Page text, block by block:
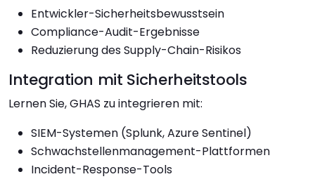
Entwickler-Sicherheitsbewusstsein
Compliance-Audit-Ergebnisse
Reduzierung des Supply-Chain-Risikos
Integration mit Sicherheitstools
Lernen Sie, GHAS zu integrieren mit:
SIEM-Systemen (Splunk, Azure Sentinel)
Schwachstellenmanagement-Plattformen
Incident-Response-Tools